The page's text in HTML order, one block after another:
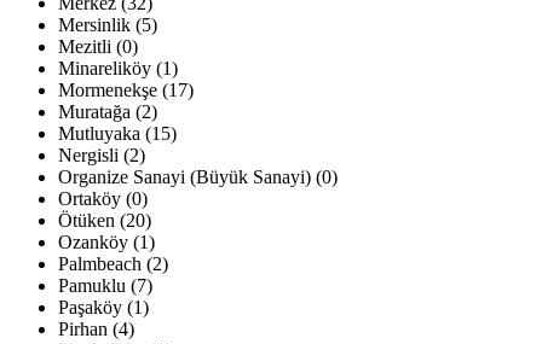
Mersinlik (5)
Mezitli (0)
Minareliköy (1)
Mormenekşe (17)
Muratağa (2)
Mutluyaka (15)
Nergisli (2)
Organize Sanayi (Büyük Sanayi) (0)
Ortaköy (0)
Ötüken (20)
Ozanköy (1)
Palmbeach (2)
Pamuklu (7)
Paşaköy (1)
Pirhan (4)